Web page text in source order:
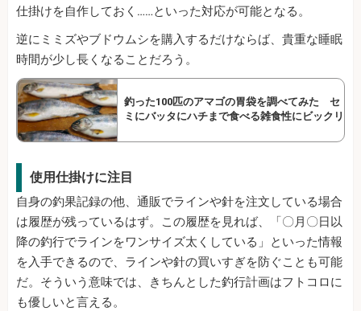
仕掛けを自作しておく……といった対応が可能となる。
逆にミミズやブドウムシを購入するだけならば、貴重な睡眠
時間が少し長くなることだろう。
釣った100匹のアマゴの胃袋を調べてみた セ
ミにバッタにハチまで食べる雑食性にビックリ
使用仕掛けに注目
自身の釣果記録の他、通販でラインや針を注文している場合
は履歴が残っているはず。この履歴を見れば、「〇月〇日以
降の釣行でラインをワンサイズ太くしている」といった情報
を入手できるので、ラインや針の買いすぎを防ぐことも可能
だ。そういう意味では、きちんとした釣行計画はフトコロに
も優しいと言える。